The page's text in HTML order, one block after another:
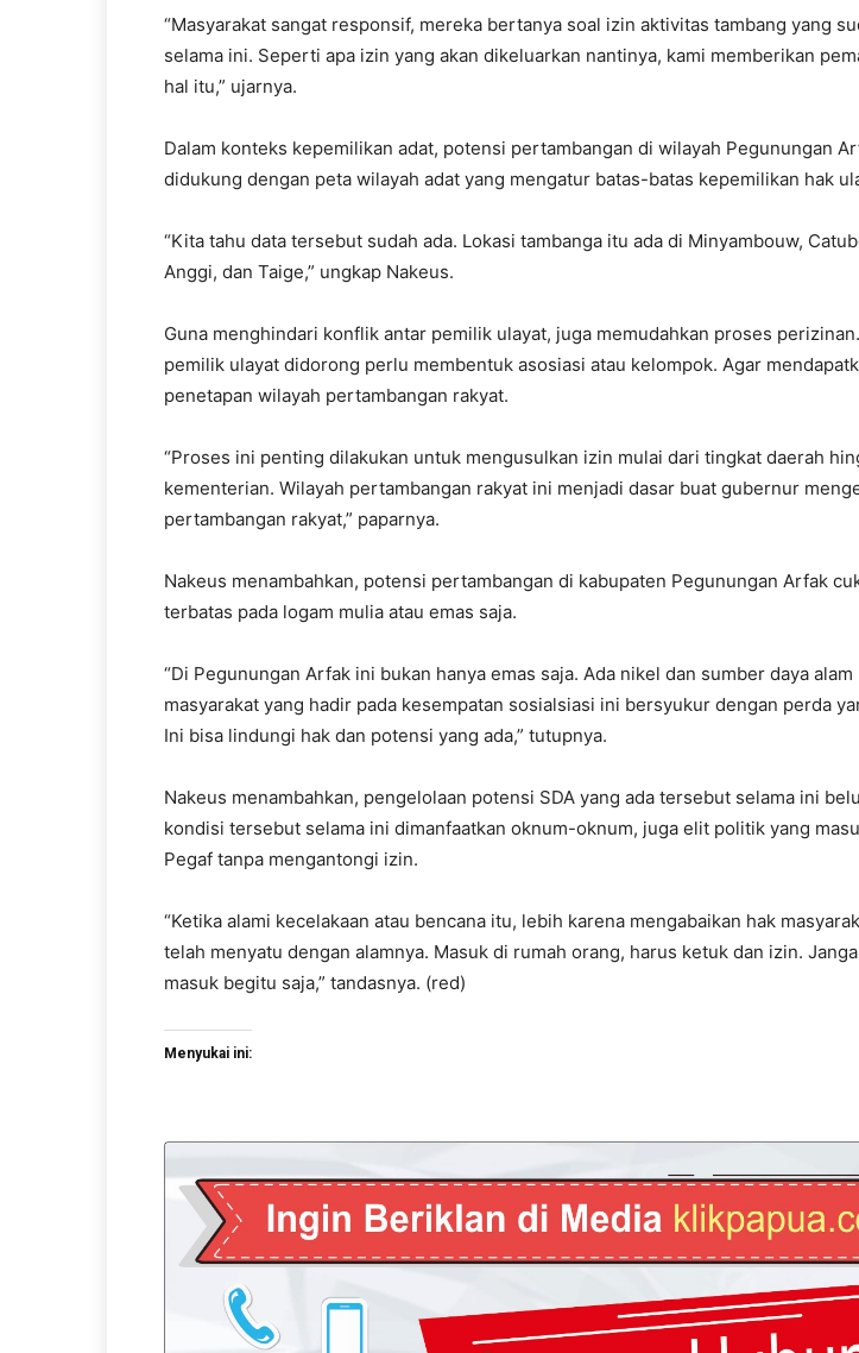
“Masyarakat sangat responsif, mereka bertanya soal izin aktivitas tambang yang
selama ini. Seperti apa izin yang akan dikeluarkan nantinya, kami memberikan
hal itu,” ujarnya.
Dalam konteks kepemilikan adat, potensi pertambangan di wilayah Pegunungan
didukung dengan peta wilayah adat yang mengatur batas-batas kepemilikan hak
“Kita tahu data tersebut sudah ada. Lokasi tambanga itu ada di Minyambouw,
Anggi, dan Taige,” ungkap Nakeus.
Guna menghindari konflik antar pemilik ulayat, juga memudahkan proses
pemilik ulayat didorong perlu membentuk asosiasi atau kelompok. Agar
penetapan wilayah pertambangan rakyat.
“Proses ini penting dilakukan untuk mengusulkan izin mulai dari tingkat daerah
kementerian. Wilayah pertambangan rakyat ini menjadi dasar buat gubernur
pertambangan rakyat,” paparnya.
Nakeus menambahkan, potensi pertambangan di kabupaten Pegunungan Arfak
terbatas pada logam mulia atau emas saja.
“Di Pegunungan Arfak ini bukan hanya emas saja. Ada nikel dan sumber daya alam
masyarakat yang hadir pada kesempatan sosialsiasi ini bersyukur dengan perda
Ini bisa lindungi hak dan potensi yang ada,” tutupnya.
Nakeus menambahkan, pengelolaan potensi SDA yang ada tersebut selama ini
kondisi tersebut selama ini dimanfaatkan oknum-oknum, juga elit politik yang
Pegaf tanpa mengantongi izin.
“Ketika alami kecelakaan atau bencana itu, lebih karena mengabaikan hak
telah menyatu dengan alamnya. Masuk di rumah orang, harus ketuk dan izin.
masuk begitu saja,” tandasnya. (red)
Menyukai ini: